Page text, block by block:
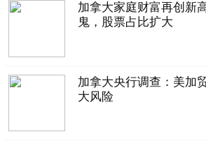
加拿大家庭财富再创新
鬼，股票占比扩大
加拿大央行调查：美加
大风险